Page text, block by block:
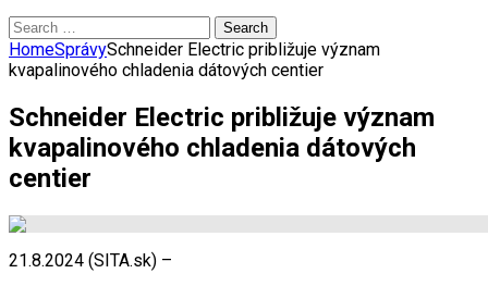
Search
for:
HomeSprávySchneider Electric približuje význam
kvapalinového chladenia dátových centier
Schneider Electric približuje význam
kvapalinového chladenia dátových
centier
21.8.2024 (SITA.sk) –